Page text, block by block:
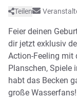
Teilen
Feier deinen
dir jetzt exklusiv
Action-Feeling mit
Planschen, Spiele
habt das Becken
große